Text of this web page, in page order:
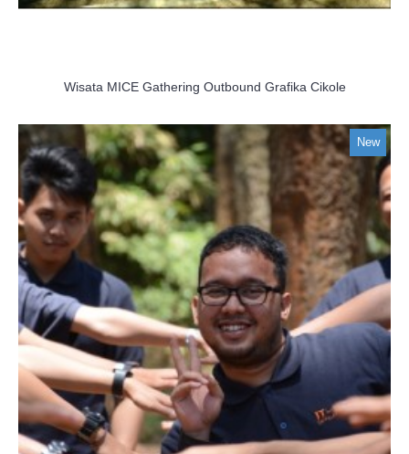
Wisata MICE Gathering Outbound Grafika Cikole
New